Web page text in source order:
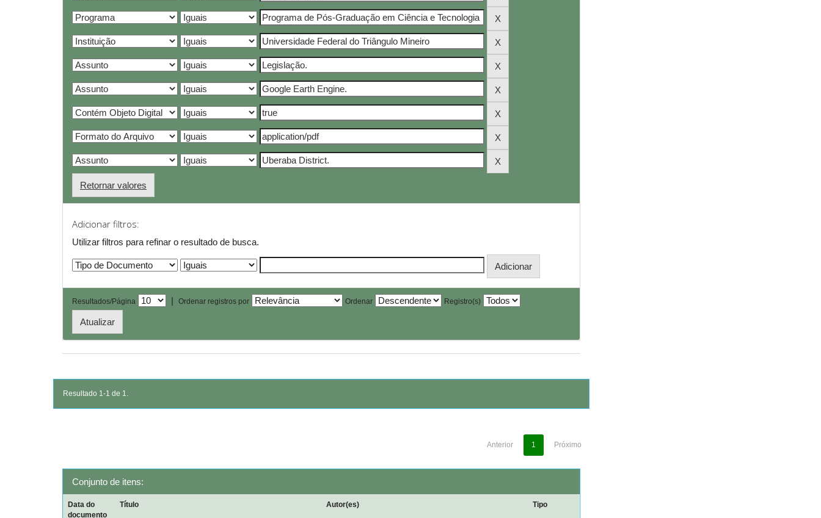
Retornar valores
Adicionar filtros:
Utilizar filtros para refinar o resultado de busca.
Resultados/Página | Ordenar registros por Ordenar Registro(s)
Resultado 1-1 de 1.
Anterior 1 Próximo
Conjunto de itens:
Data do
documento
Título Autor(es) Tipo